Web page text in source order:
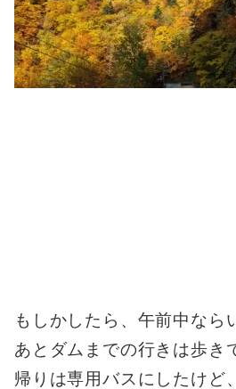
もしかしたら、午前中なら
あとダムまでの行きは歩き
帰りは専用バスにしたけど、